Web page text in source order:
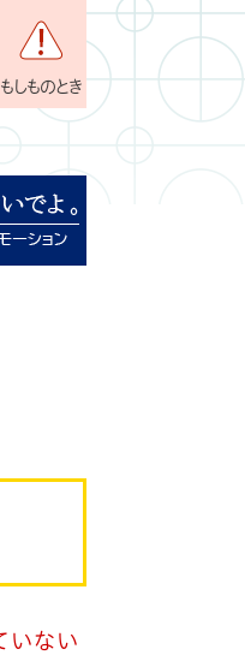
もしものとき
いない